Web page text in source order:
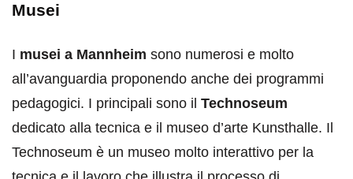
Musei
I musei a Mannheim sono numerosi e molto
all’avanguardia proponendo anche dei programmi
pedagogici. I principali sono il Technoseum
dedicato alla tecnica e il museo d’arte Kunsthalle. Il
Technoseum è un museo molto interattivo per la